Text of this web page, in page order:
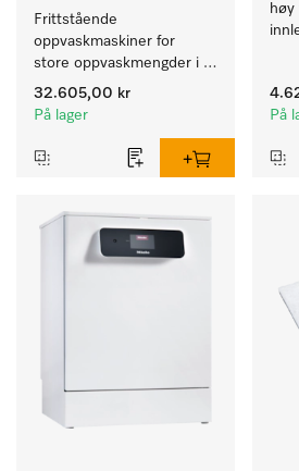
Frittstående
oppvaskmaskiner for
store oppvaskmengder i
husholdninger, kantiner,
kafeer og grovkjøkken.
32.605,00 kr
På lager
høy
På